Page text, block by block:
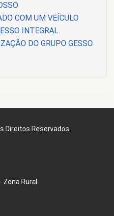
COM UM VEÍCULO
INTEGRAL.
DO GRUPO GESSO
Direitos Reservados.
Zona Rural